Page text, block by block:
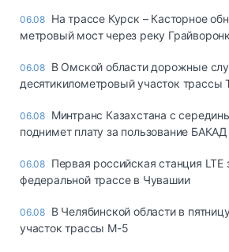
06.08 На трассе Курск – Касторное
метровый мост через реку
06.08 В Омской области дорожные
десятикилометровый участок
06.08 Минтранс Казахстана с
поднимет плату за пользование БАКАД
06.08 Первая российская станция LTE
федеральной трассе в Чувашии
06.08 В Челябинской области в
участок трассы М-5